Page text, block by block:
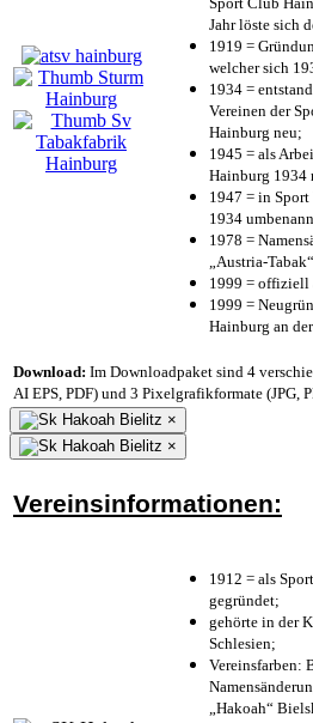
Jahr löste sich
1919 =
welcher sich
1934 =
Vereinen der
Hainburg neu;
1945 = als
Hainburg 1934
1947 = in
1934
1978 =
„Austria-
1999 = offiziell
1999 =
Hainburg an
Download: Im Downloadpaket sind 4
AI EPS, PDF) und 3 Pixelgrafikformate (JPG,
×
×
Vereinsinformationen:
1912 = als
gegründet;
gehörte in der
Schlesien;
Vereinsfarben:
„Hakoah“